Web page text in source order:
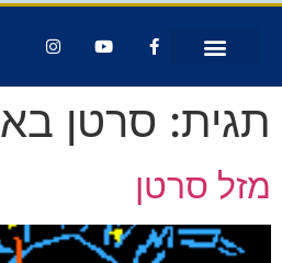
תגית: סרטן
מזל סרטן